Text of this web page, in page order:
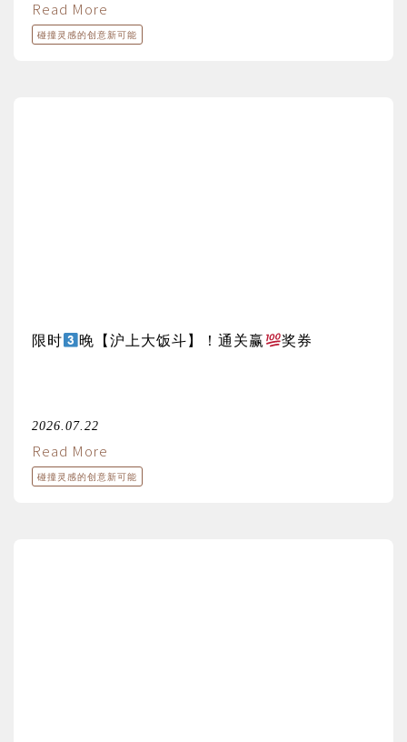
Read More
碰撞灵感的创意新可能
限时 晚【沪上大饭斗】！通关赢 奖券
2026.07.22
Read More
碰撞灵感的创意新可能